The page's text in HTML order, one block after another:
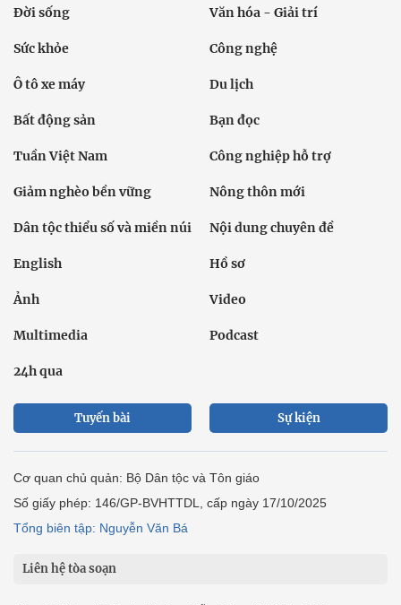
Đời sống Văn hóa - Giải trí
Sức khỏe Công nghệ
Ô tô xe máy Du lịch
Bất động sản Bạn đọc
Tuần Việt Nam Công nghiệp hỗ trợ
Giảm nghèo bền vững Nông thôn mới
Dân tộc thiểu số và miền núi Nội dung chuyên đề
English Hồ sơ
Ảnh Video
Multimedia Podcast
24h qua
Tuyến bài Sự kiện
Cơ quan chủ quản: Bộ Dân tộc và Tôn giáo
Số giấy phép: 146/GP-BVHTTDL, cấp ngày 17/10/2025
Tổng biên tập: Nguyễn Văn Bá
Liên hệ tòa soạn